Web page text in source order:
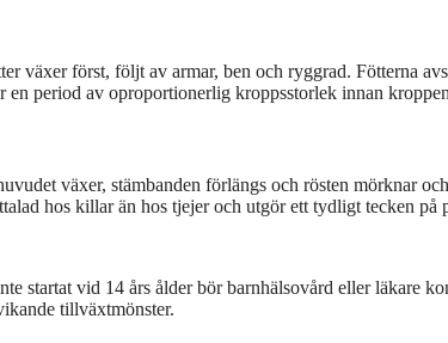
växer först, följt av armar, ben och ryggrad. Fötterna
en period av oproportionerlig kroppsstorlek innan
växer, stämbanden förlängs och rösten mörknar
hos killar än hos tjejer och utgör ett tydligt tecken på
startat vid 14 års ålder bör barnhälsovård eller läkare
tillväxtmönster.